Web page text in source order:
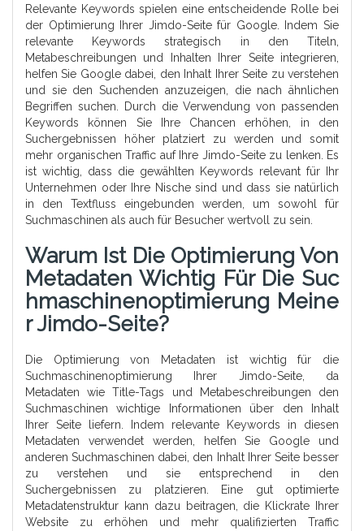
Relevante Keywords spielen eine entscheidende Rolle bei
der Optimierung Ihrer Jimdo-Seite für Google. Indem Sie
relevante Keywords strategisch in den Titeln,
Metabeschreibungen und Inhalten Ihrer Seite integrieren,
helfen Sie Google dabei, den Inhalt Ihrer Seite zu verstehen
und sie den Suchenden anzuzeigen, die nach ähnlichen
Begriffen suchen. Durch die Verwendung von passenden
Keywords können Sie Ihre Chancen erhöhen, in den
Suchergebnissen höher platziert zu werden und somit
mehr organischen Traffic auf Ihre Jimdo-Seite zu lenken. Es
ist wichtig, dass die gewählten Keywords relevant für Ihr
Unternehmen oder Ihre Nische sind und dass sie natürlich
in den Textfluss eingebunden werden, um sowohl für
Suchmaschinen als auch für Besucher wertvoll zu sein.
Warum Ist Die Optimierung Von
Metadaten Wichtig Für Die Suc
Hmaschinenoptimierung Meine
R Jimdo-Seite?
Die Optimierung von Metadaten ist wichtig für die
Suchmaschinenoptimierung Ihrer Jimdo-Seite, da
Metadaten wie Title-Tags und Metabeschreibungen den
Suchmaschinen wichtige Informationen über den Inhalt
Ihrer Seite liefern. Indem relevante Keywords in diesen
Metadaten verwendet werden, helfen Sie Google und
anderen Suchmaschinen dabei, den Inhalt Ihrer Seite besser
zu verstehen und sie entsprechend in den
Suchergebnissen zu platzieren. Eine gut optimierte
Metadatenstruktur kann dazu beitragen, die Klickrate Ihrer
Website zu erhöhen und mehr qualifizierten Traffic